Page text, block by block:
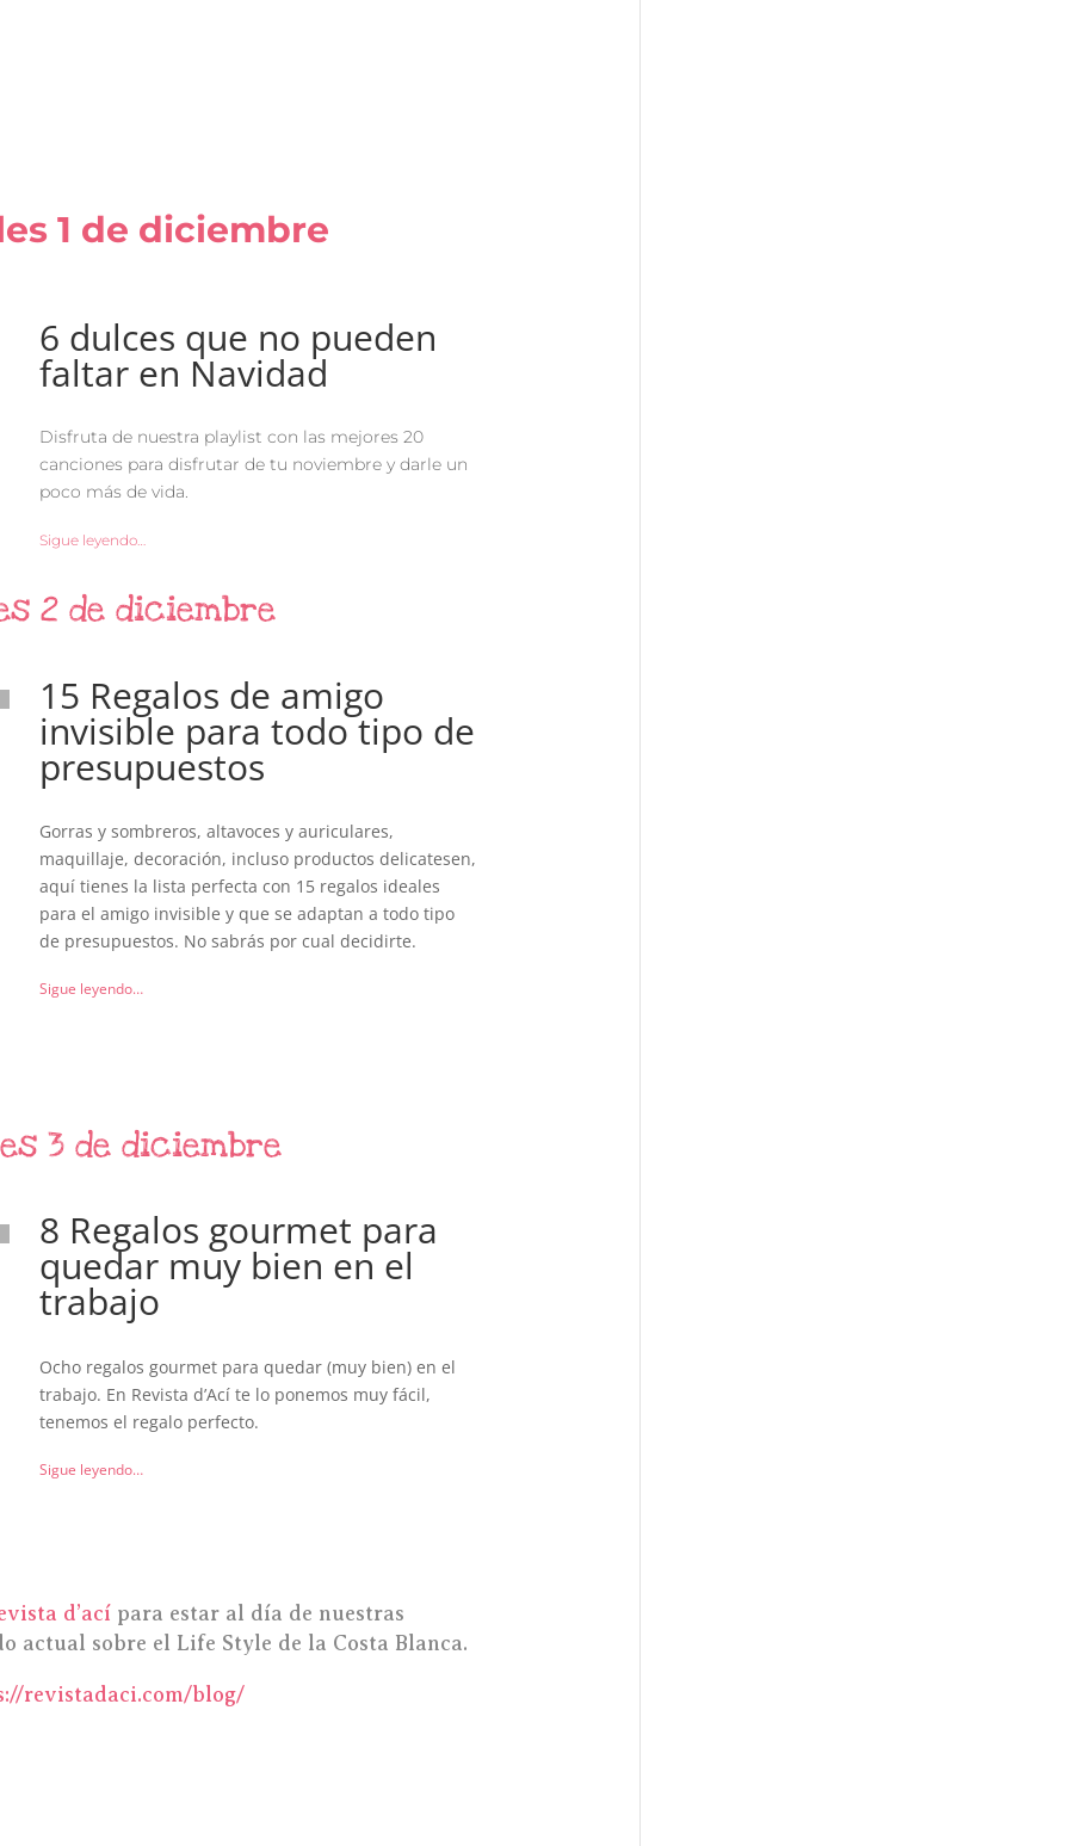
1 de diciembre
6 dulces que no pueden
faltar en Navidad
Disfruta de nuestra playlist con las mejores 20
canciones para disfrutar de tu noviembre y darle un
poco más de vida.
Sigue leyendo…
2 de diciembre
15 Regalos de amigo
invisible para todo tipo de
presupuestos
Gorras y sombreros, altavoces y auriculares,
maquillaje, decoración, incluso productos delicatesen,
aquí tienes la lista perfecta con 15 regalos ideales
para el amigo invisible y que se adaptan a todo tipo
de presupuestos. No sabrás por cual decidirte.
Sigue leyendo…
3 de diciembre
8 Regalos gourmet para
quedar muy bien en el
trabajo
Ocho regalos gourmet para quedar (muy bien) en el
trabajo. En Revista d’Ací te lo ponemos muy fácil,
tenemos el regalo perfecto.
Sigue leyendo…
d’acípara estar al día de nuestras
actual sobre el Life Style de la Costa Blanca.
revistadaci.com/blog/